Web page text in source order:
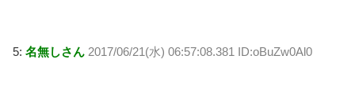
5: 名無しさん 2017/06/21(水) 06:57:08.381 ID:oBuZw0Al0